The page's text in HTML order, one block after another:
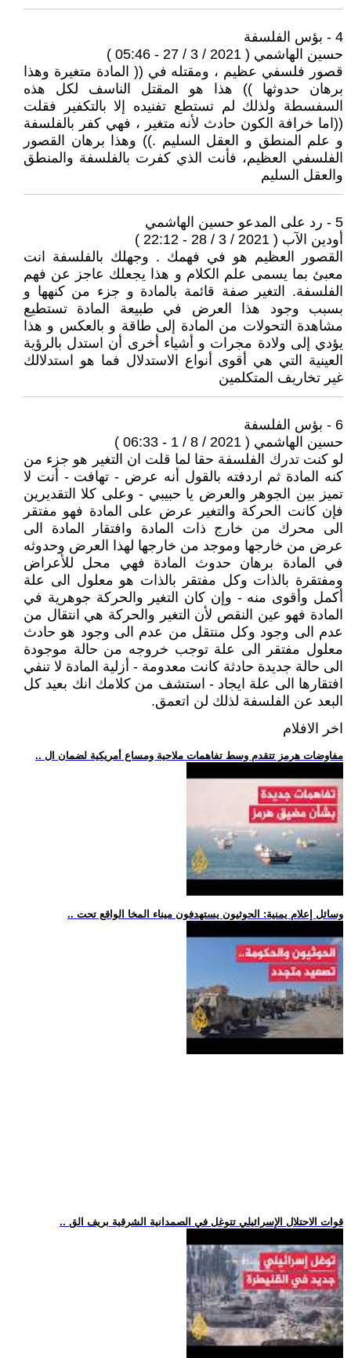
4 - بؤس الفلسفة
حسين الهاشمي ( 2021 / 3 / 27 - 05:46 )
قصور فلسفي عظيم ، ومقتله في (( المادة متغيرة وهذا
برهان حدوثها )) هذا هو المقتل الناسف لكل هذه
السفسطة ولذلك لم تستطع تفنيده إلا بالتكفير فقلت
((اما خرافة الكون حادث لأنه متغير ، فهي كفر بالفلسفة
و علم المنطق و العقل السليم .)) وهذا برهان القصور
الفلسفي العظيم، فأنت الذي كفرت بالفلسفة والمنطق
والعقل السليم
5 - رد على المدعو حسين الهاشمي
أودين الآب ( 2021 / 3 / 28 - 22:12 )
القصور العظيم هو في فهمك . وجهلك بالفلسفة انت
معبئ بما يسمى علم الكلام و هذا يجعلك عاجز عن فهم
الفلسفة. التغير صفة قائمة بالمادة و جزء من كنهها و
بسبب وجود هذا العرض في طبيعة المادة تستطيع
مشاهدة التحولات من المادة إلى طاقة و بالعكس و هذا
يؤدي إلى ولادة مجرات و أشياء أخرى أن استدل بالرؤية
العينية التي هي أقوى أنواع الاستدلال فما هو استدلالك
غير تخاريف المتكلمين
6 - بؤس الفلسفة
حسين الهاشمي ( 2021 / 8 / 1 - 06:33 )
لو كنت تدرك الفلسفة حقا لما قلت ان التغير هو جزء من
كنه المادة ثم اردفته بالقول أنه عرض - تهافت - أنت لا
تميز بين الجوهر والعرض يا حبيبي - وعلى كلا التقديرين
فإن كانت الحركة والتغير عرض على المادة فهو مفتقر
الى محرك من خارج ذات المادة وافتقار المادة الى
عرض من خارجها وموجد من خارجها لهذا العرض وحدوثه
في المادة برهان حدوث المادة فهي محل للأعراض
ومفتقرة بالذات وكل مفتقر بالذات هو معلول الى علة
أكمل وأقوى منه - وإن كان التغير والحركة جوهرية في
المادة فهو عين النقص لأن التغير والحركة هي انتقال من
عدم الى وجود وكل منتقل من عدم الى وجود هو حادث
معلول مفتقر الى علة توجب خروجه من حالة موجودة
الى حالة جديدة حادثة كانت معدومة - أزلية المادة لا تنفي
افتقارها الى علة ايجاد - استشف من كلامك انك بعيد كل
البعد عن الفلسفة لذلك لن اتعمق.
اخر الافلام
.. مفاوضات هرمز تتقدم وسط تفاهمات ملاحية ومساع أمريكية لضمان ال
.. وسائل إعلام يمنية: الحوثيون يستهدفون ميناء المخا الواقع تحت
.. قوات الاحتلال الإسرائيلي تتوغل في الصمدانية الشرقية بريف الق